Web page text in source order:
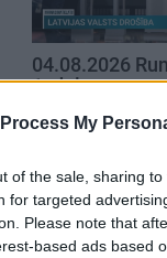
My
of the sale, sharing
for targeted
Please note that
based ads based
04.08.2026
1. daļa
4. augusts